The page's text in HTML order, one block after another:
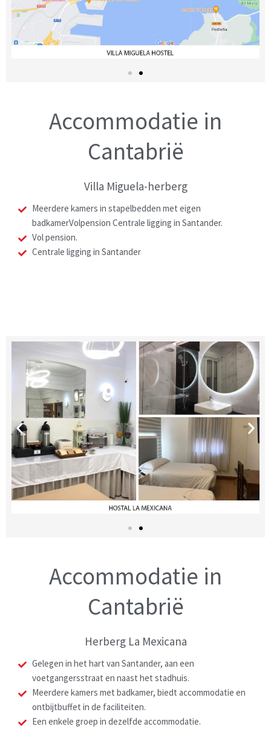
Accommodatie in
Cantabrië
Villa Miguela-herberg
Meerdere kamers in stapelbedden met eigen
badkamerVolpension Centrale ligging in Santander.
Vol pension.
Centrale ligging in Santander
Accommodatie in
Cantabrië
Herberg La Mexicana
Gelegen in het hart van Santander, aan een
voetgangersstraat en naast het stadhuis.
Meerdere kamers met badkamer, biedt accommodatie en
ontbijtbuffet in de faciliteiten.
Een enkele groep in dezelfde accommodatie.